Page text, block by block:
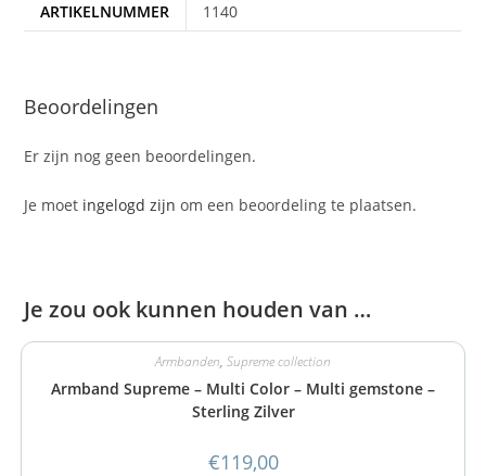
ARTIKELNUMMER
1140
Beoordelingen
Er zijn nog geen beoordelingen.
Je moet ingelogd zijn om een beoordeling te plaatsen.
Je zou ook kunnen houden van …
Armbanden, Supreme collection
Armband Supreme – Multi Color – Multi gemstone –
Sterling Zilver
€119,00